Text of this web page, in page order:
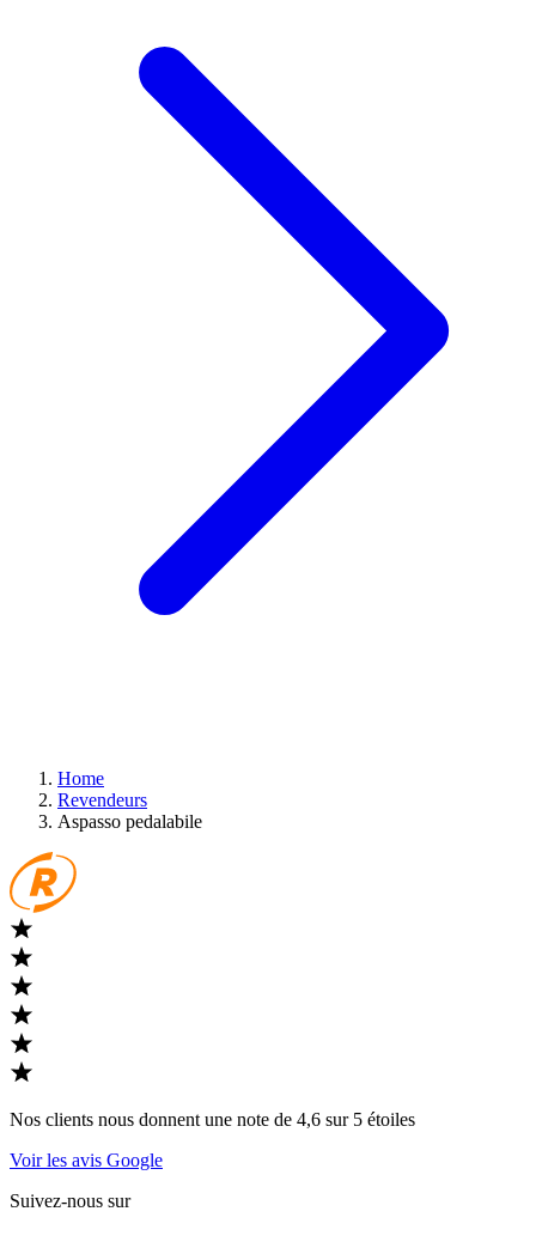
Home
Revendeurs
Aspasso pedalabile
Nos clients nous donnent une note de 4,6 sur 5 étoiles
Voir les avis Google
Suivez-nous sur